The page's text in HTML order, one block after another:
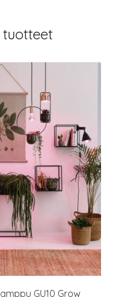
tuotteet
GU10 Grow